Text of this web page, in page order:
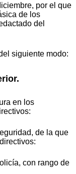
por el que
de los
del
siguiente modo:
en los
de la que
con rango de